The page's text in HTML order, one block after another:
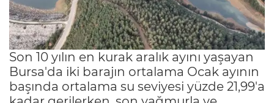
Son 10 yılın en kurak aralık ayını yaşayan
Bursa'da iki barajın ortalama Ocak ayının
başında ortalama su seviyesi yüzde 21,99'a